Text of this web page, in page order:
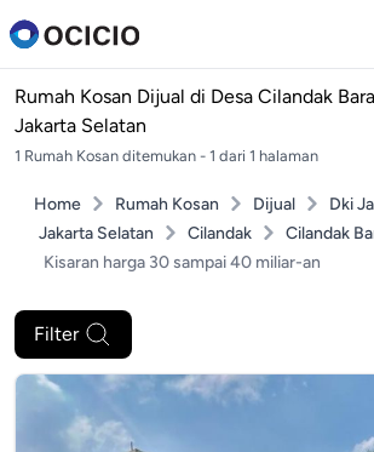
Rumah Kosan Dijual di Desa Cilandak
Jakarta Selatan
1 Rumah Kosan ditemukan - 1 dari 1 halaman
Home Rumah Kosan Dijual
Dki
Jakarta Selatan
Cilandak
Cilandak
Kisaran harga 30 sampai 40 miliar-an
Filter